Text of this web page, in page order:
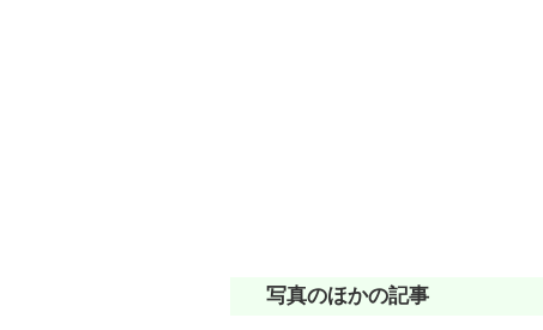
写真のほかの記事